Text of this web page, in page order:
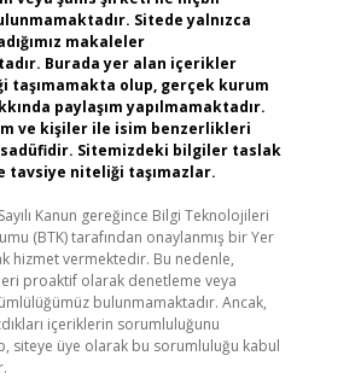
Sitede yalnızca
makaleler
Burada yer alan içerikler
taşımamakta olup, gerçek kurum
paylaşım yapılmamaktadır.
ve kişiler ile isim benzerlikleri
Sitemizdeki bilgiler taslak
tavsiye niteliği taşımazlar.
Kanun gereğince Bilgi Teknolojileri
(BTK) tarafından onaylanmış bir Yer
hizmet vermektedir. Bu nedenle,
proaktif olarak denetleme veya
bulunmamaktadır. Ancak,
içeriklerin sorumluluğunu
siteye üye olarak bu sorumluluğu kabul